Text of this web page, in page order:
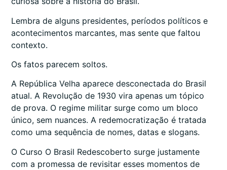
Lembra de alguns presidentes, períodos políticos e
acontecimentos marcantes, mas sente que faltou
contexto.
Os fatos parecem soltos.
A República Velha aparece desconectada do Brasil
atual. A Revolução de 1930 vira apenas um tópico
de prova. O regime militar surge como um bloco
único, sem nuances. A redemocratização é tratada
como uma sequência de nomes, datas e slogans.
O Curso O Brasil Redescoberto surge justamente
com a promessa de revisitar esses momentos de